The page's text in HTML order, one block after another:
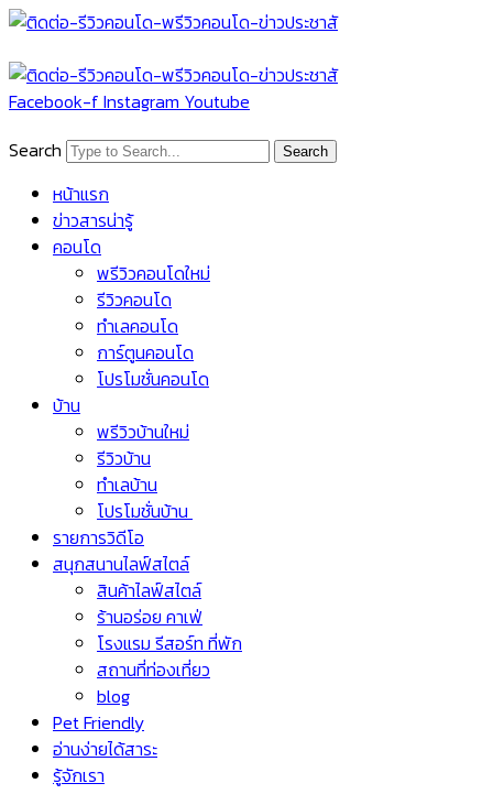
Skip
content
Facebook-f Instagram Youtube
Search
Search
หน้าแรก
ข่าวสารน่ารู้
คอนโด
พรีวิวคอนโดใหม่
รีวิวคอนโด
ทำเลคอนโด
การ์ตูนคอนโด
โปรโมชั่นคอนโด
บ้าน
พรีวิวบ้านใหม่
รีวิวบ้าน
ทำเลบ้าน
โปรโมชั่นบ้าน
รายการวิดีโอ
สนุกสนานไลฟ์สไตล์
สินค้าไลฟ์สไตล์
ร้านอร่อย คาเฟ่
โรงแรม รีสอร์ท ที่พัก
สถานที่ท่องเที่ยว
blog
Pet Friendly
อ่านง่ายได้สาระ
รู้จักเรา